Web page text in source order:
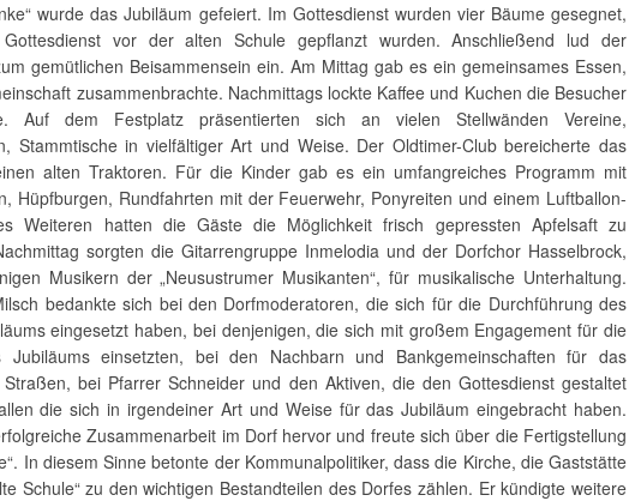
wurde das Jubiläum gefeiert. Im Gottesdienst wurden vier Bäume gesegnet,
vor der alten Schule gepflanzt wurden. Anschließend lud der
gemütlichen Beisammensein ein. Am Mittag gab es ein gemeinsames Essen,
zusammenbrachte. Nachmittags lockte Kaffee und Kuchen die Besucher
Auf dem Festplatz präsentierten sich an vielen Stellwänden Vereine,
Stammtische in vielfältiger Art und Weise. Der Oldtimer-Club bereicherte das
alten Traktoren. Für die Kinder gab es ein umfangreiches Programm mit
Hüpfburgen, Rundfahrten mit der Feuerwehr, Ponyreiten und einem Luftballon-
Weiteren hatten die Gäste die Möglichkeit frisch gepressten Apfelsaft zu
sorgten die Gitarrengruppe Inmelodia und der Dorfchor Hasselbrock,
Musikern der „Neusustrumer Musikanten“, für musikalische Unterhaltung.
bedankte sich bei den Dorfmoderatoren, die sich für die Durchführung des
eingesetzt haben, bei denjenigen, die sich mit großem Engagement für die
Jubiläums einsetzten, bei den Nachbarn und Bankgemeinschaften für das
bei Pfarrer Schneider und den Aktiven, die den Gottesdienst gestaltet
die sich in irgendeiner Art und Weise für das Jubiläum eingebracht haben.
Zusammenarbeit im Dorf hervor und freute sich über die Fertigstellung
In diesem Sinne betonte der Kommunalpolitiker, dass die Kirche, die Gaststätte
Schule“ zu den wichtigen Bestandteilen des Dorfes zählen. Er kündigte weitere